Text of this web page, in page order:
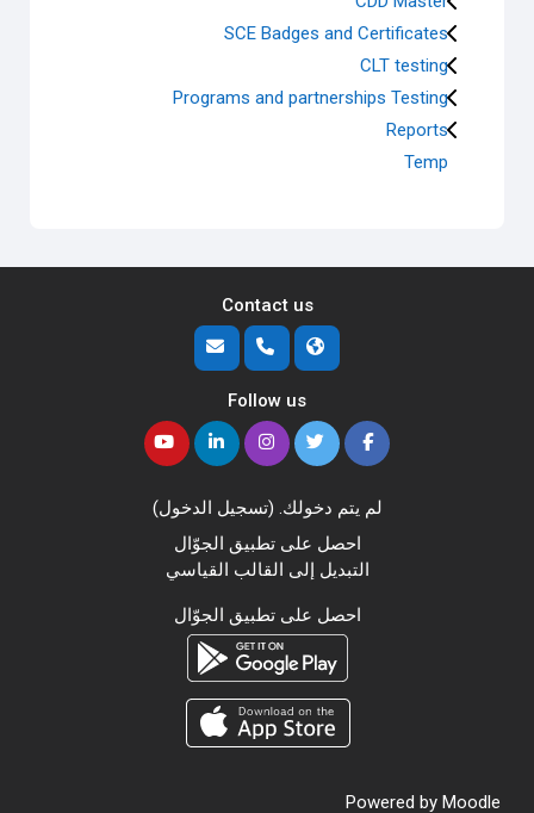
SCE Badges and Certificates
CLT testing
Programs and partnerships Testing
Reports
Temp
Contact us
Follow us
لم يتم دخولك. (تسجيل الدخول)
احصل على تطبيق الجوّال
التبديل إلى القالب القياسي
احصل على تطبيق الجوّال
Powered by Moodle